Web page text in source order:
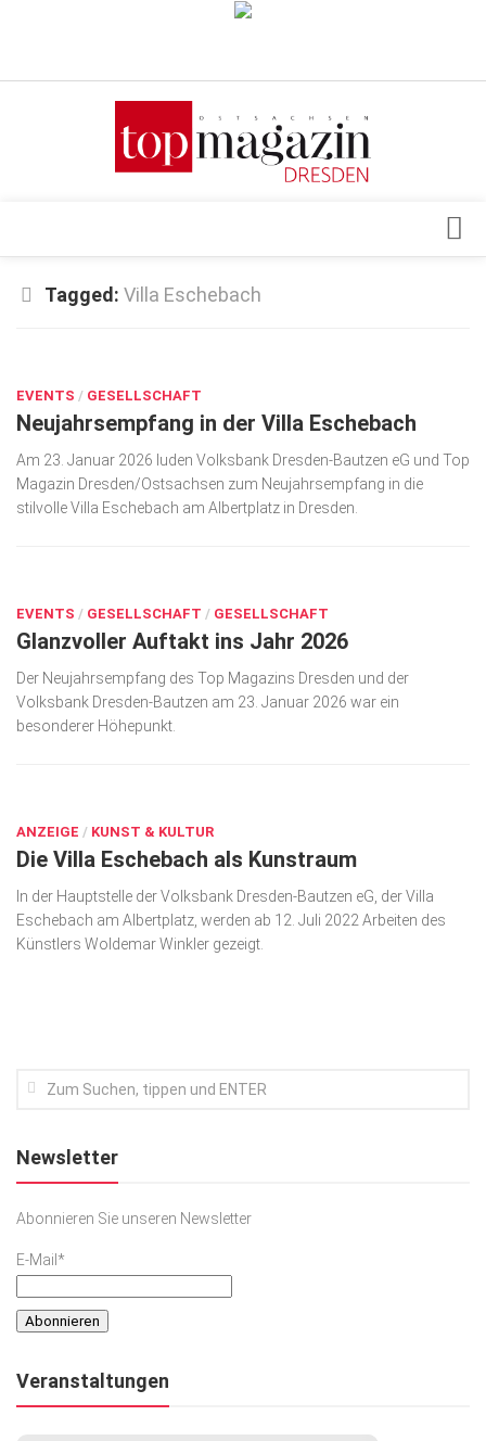
Verkaufsstellen
Top Gesundheitsforum Dresden / Ostsachsen
Geschäft
gesund & schön
Gesellschaft
Kunst & Kultur
Podcast
Top Branchen
SACHSEN IN PARIS
Tagged: Villa Eschebach
EVENTS / GESELLSCHAFT
Neujahrsempfang in der Villa Eschebach
Am 23. Januar 2026 luden Volksbank Dresden-Bautzen eG und Top
Magazin Dresden/Ostsachsen zum Neujahrsempfang in die
stilvolle Villa Eschebach am Albertplatz in Dresden.
EVENTS / GESELLSCHAFT / GESELLSCHAFT
Glanzvoller Auftakt ins Jahr 2026
Der Neujahrsempfang des Top Magazins Dresden und der
Volksbank Dresden-Bautzen am 23. Januar 2026 war ein
besonderer Höhepunkt.
ANZEIGE / KUNST & KULTUR
Die Villa Eschebach als Kunstraum
In der Hauptstelle der Volksbank Dresden-Bautzen eG, der Villa
Eschebach am Albertplatz, werden ab 12. Juli 2022 Arbeiten des
Künstlers Woldemar Winkler gezeigt.
Newsletter
Abonnieren Sie unseren Newsletter
E-Mail*
Veranstaltungen